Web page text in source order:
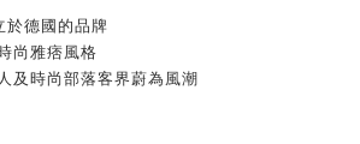
於德國的品牌
尚雅痞風格
及時尚部落客界蔚為風潮